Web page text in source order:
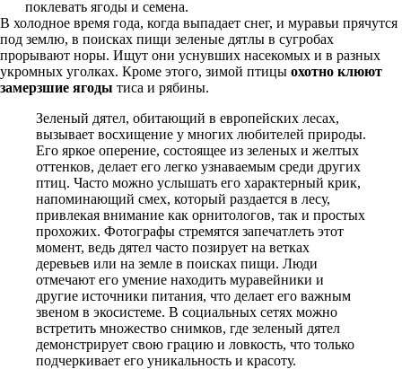
поклевать ягоды и семена.
В холодное время года, когда выпадает снег, и муравьи прячутся
под землю, в поисках пищи зеленые дятлы в сугробах
прорывают норы. Ищут они уснувших насекомых и в разных
укромных уголках. Кроме этого, зимой птицы охотно клюют
замерзшие ягоды тиса и рябины.
Зеленый дятел, обитающий в европейских лесах,
вызывает восхищение у многих любителей природы.
Его яркое оперение, состоящее из зеленых и желтых
оттенков, делает его легко узнаваемым среди других
птиц. Часто можно услышать его характерный крик,
напоминающий смех, который раздается в лесу,
привлекая внимание как орнитологов, так и простых
прохожих. Фотографы стремятся запечатлеть этот
момент, ведь дятел часто позирует на ветках
деревьев или на земле в поисках пищи. Люди
отмечают его умение находить муравейники и
другие источники питания, что делает его важным
звеном в экосистеме. В социальных сетях можно
встретить множество снимков, где зеленый дятел
демонстрирует свою грацию и ловкость, что только
подчеркивает его уникальность и красоту.